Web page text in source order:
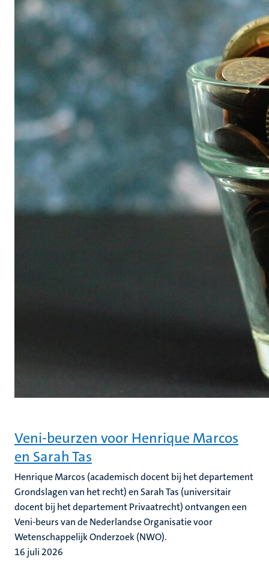
Veni-beurzen voor Henrique Marcos
en Sarah Tas
Henrique Marcos (academisch docent bij het departement
Grondslagen van het recht) en Sarah Tas (universitair
docent bij het departement Privaatrecht) ontvangen een
Veni-beurs van de Nederlandse Organisatie voor
Wetenschappelijk Onderzoek (NWO).
16 juli 2026